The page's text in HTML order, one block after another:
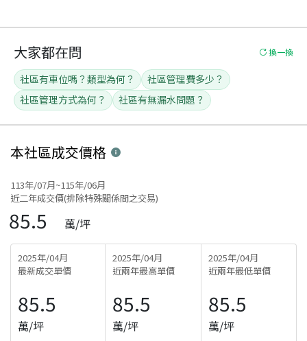
大家都在問 換一換
社區有車位嗎？類型為何？
社區管理費多少？
社區管理方式為何？
社區有無漏水問題？
本社區成交價格
113年/07月~115年/06月
近二年成交價(排除特殊關係間之交易)
85.5 萬/坪
2025年/04月
最新成交單價
85.5
萬/坪
2025年/04月
近兩年最高單價
85.5
萬/坪
2025年/04月
近兩年最低單價
85.5
萬/坪